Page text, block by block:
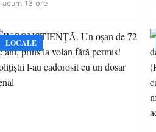
acum 13 ore
LOCALE